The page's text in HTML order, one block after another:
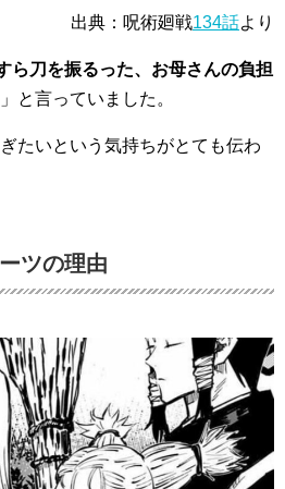
出典：呪術廻戦134話より
ら刀を振るった、お母さんの負担
」と言っていました。
たいという気持ちがとても伝わ
ツの理由